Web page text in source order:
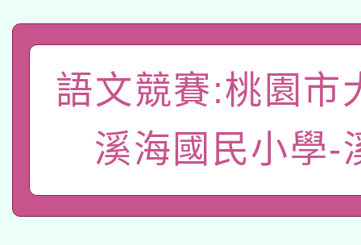
暨閱讀推動專業研習
A3數位素養講師名單
「數位內容與教學軟體
pilot」
有關大陸委員會函釋公
轉知經濟部水利署委託
業技術研究院辦理「
115年8月22日(星期六
語文競賽:桃園市
溪海國民小學-